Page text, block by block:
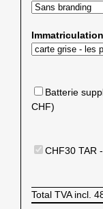
Batterie
CHF)
CHF30 TAR
Total TVA incl.